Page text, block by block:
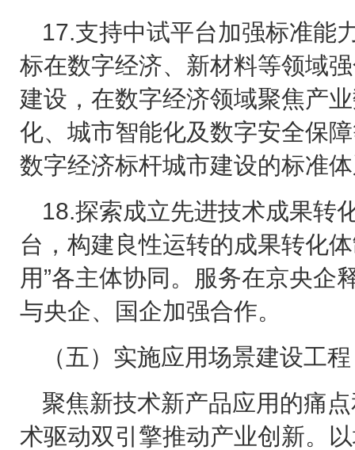
17.支持中试平台加强标准能
标在数字经济、新材料等领域
建设，在数字经济领域聚焦产
化、城市智能化及数字安全保
数字经济标杆城市建设的标准
18.探索成立先进技术成果转
台，构建良性运转的成果转化
用”各主体协同。服务在京央企
与央企、国企加强合作。
（五）实施应用场景建设工
聚焦新技术新产品应用的痛
术驱动双引擎推动产业创新。